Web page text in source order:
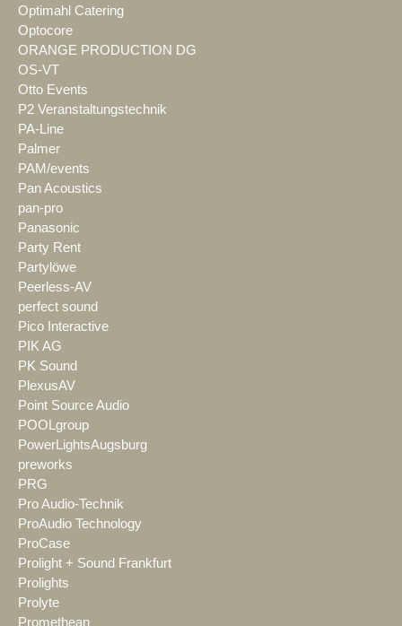
Optimahl Catering
Optocore
ORANGE PRODUCTION DG
OS-VT
Otto Events
P2 Veranstaltungstechnik
PA-Line
Palmer
PAM/events
Pan Acoustics
pan-pro
Panasonic
Party Rent
Partylöwe
Peerless-AV
perfect sound
Pico Interactive
PIK AG
PK Sound
PlexusAV
Point Source Audio
POOLgroup
PowerLightsAugsburg
preworks
PRG
Pro Audio-Technik
ProAudio Technology
ProCase
Prolight + Sound Frankfurt
Prolights
Prolyte
Promethean